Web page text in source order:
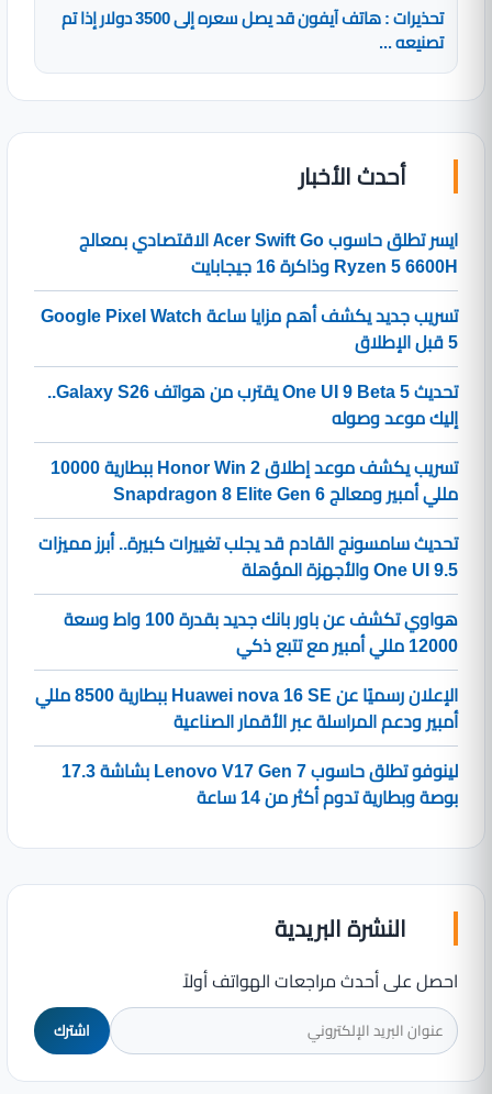
تحذيرات : هاتف آيفون قد يصل سعره إلى 3500 دولار إذا تم
تصنيعه ...
أحدث الأخبار
ايسر تطلق حاسوب Acer Swift Go الاقتصادي بمعالج
Ryzen 5 6600H وذاكرة 16 جيجابايت
تسريب جديد يكشف أهم مزايا ساعة Google Pixel Watch
5 قبل الإطلاق
تحديث One UI 9 Beta 5 يقترب من هواتف Galaxy S26..
إليك موعد وصوله
تسريب يكشف موعد إطلاق Honor Win 2 ببطارية 10000
مللي أمبير ومعالج Snapdragon 8 Elite Gen 6
تحديث سامسونج القادم قد يجلب تغييرات كبيرة.. أبرز مميزات
One UI 9.5 والأجهزة المؤهلة
هواوي تكشف عن باور بانك جديد بقدرة 100 واط وسعة
12000 مللي أمبير مع تتبع ذكي
الإعلان رسميًا عن Huawei nova 16 SE ببطارية 8500 مللي
أمبير ودعم المراسلة عبر الأقمار الصناعية
لينوفو تطلق حاسوب Lenovo V17 Gen 7 بشاشة 17.3
بوصة وبطارية تدوم أكثر من 14 ساعة
النشرة البريدية
احصل على أحدث مراجعات الهواتف أولاً
اشترك